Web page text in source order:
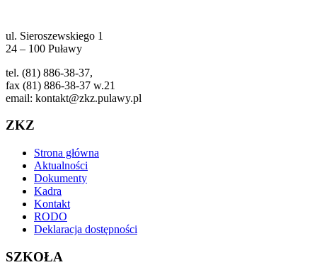
ul. Sieroszewskiego 1
24 – 100 Puławy
tel. (81) 886-38-37,
fax (81) 886-38-37 w.21
email: kontakt@zkz.pulawy.pl
ZKZ
Strona główna
Aktualności
Dokumenty
Kadra
Kontakt
RODO
Deklaracja dostępności
SZKOŁA